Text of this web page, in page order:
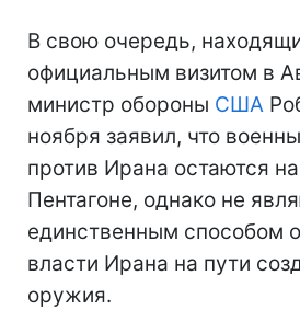
В свою очередь,
официальным визитом в
министр обороны США
ноября заявил, что
против Ирана остаются
Пентагоне, однако не
единственным способом
власти Ирана на пути
оружия.